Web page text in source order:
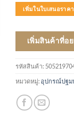
เพิ่มในใบเสนอราคา
เพิ่มสินค้าที่อ
รหัสสินค้า:
หมวดหมู่:อุปกรณ์ปฐม